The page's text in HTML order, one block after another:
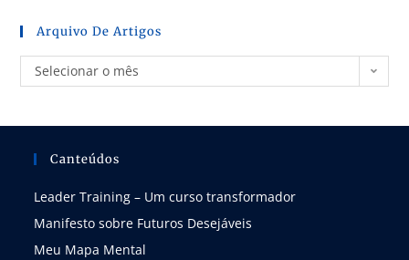
Arquivo De Artigos
Selecionar o mês
Canteúdos
Leader Training – Um curso transformador
Manifesto sobre Futuros Desejáveis
Meu Mapa Mental